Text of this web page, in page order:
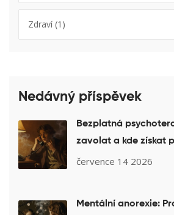
Zdraví(1)
Nedávný příspěvek
Bezplatná
zavolat a kde získat
července 14 2026
Mentální anorexie: